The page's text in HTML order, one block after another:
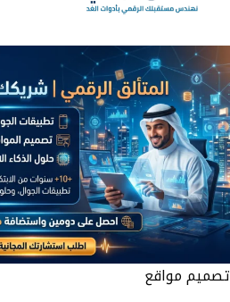
تصميم مواقع